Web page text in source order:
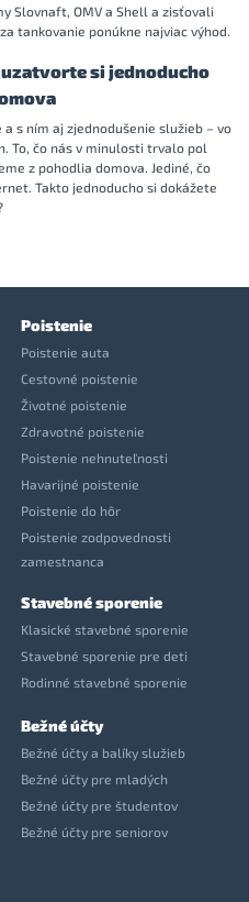
Slovnaft, OMV a Shell a zisťovali
tankovanie ponúkne najviac výhod.
si jednoducho
s ním aj zjednodušenie služieb – vo
To, čo nás v minulosti trvalo pol
z pohodlia domova. Jediné, čo
Takto jednoducho si dokážete
Poistenie
Poistenie auta
Cestovné poistenie
Životné poistenie
Zdravotné poistenie
Poistenie nehnuteľnosti
Havarijné poistenie
Poistenie do hôr
Poistenie zodpovednosti
zamestnanca
Stavebné sporenie
Klasické stavebné sporenie
Stavebné sporenie pre deti
Rodinné stavebné sporenie
Bežné účty
Bežné účty a balíky služieb
Bežné účty pre mladých
Bežné účty pre študentov
Bežné účty pre seniorov